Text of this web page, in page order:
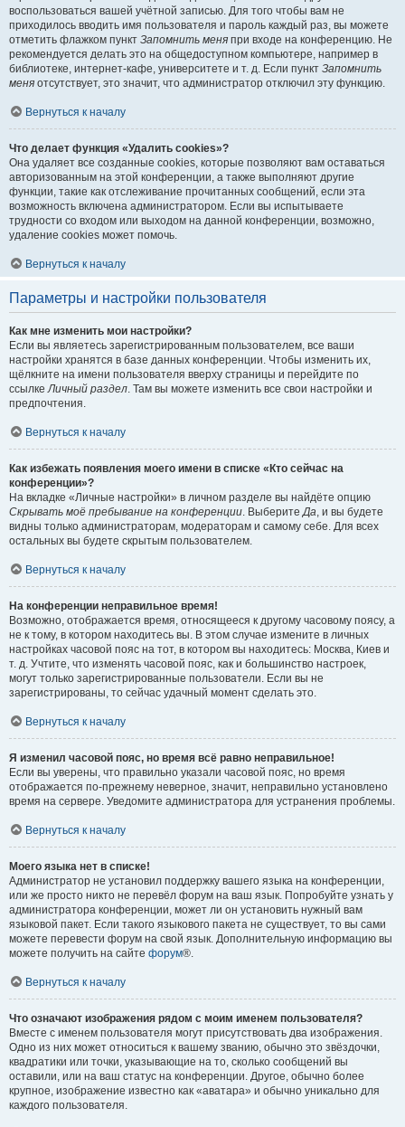
воспользоваться вашей учётной записью. Для того чтобы вам не
приходилось вводить имя пользователя и пароль каждый раз, вы можете
отметить флажком пункт Запомнить меня при входе на конференцию. Не
рекомендуется делать это на общедоступном компьютере, например в
библиотеке, интернет-кафе, университете и т. д. Если пункт Запомнить
меня отсутствует, это значит, что администратор отключил эту функцию.
Вернуться к началу
Что делает функция «Удалить cookies»?
Она удаляет все созданные cookies, которые позволяют вам оставаться
авторизованным на этой конференции, а также выполняют другие
функции, такие как отслеживание прочитанных сообщений, если эта
возможность включена администратором. Если вы испытываете
трудности со входом или выходом на данной конференции, возможно,
удаление cookies может помочь.
Вернуться к началу
Параметры и настройки пользователя
Как мне изменить мои настройки?
Если вы являетесь зарегистрированным пользователем, все ваши
настройки хранятся в базе данных конференции. Чтобы изменить их,
щёлкните на имени пользователя вверху страницы и перейдите по
ссылкеЛичный раздел. Там вы можете изменить все свои настройки и
предпочтения.
Вернуться к началу
Как избежать появления моего имени в списке «Кто сейчас на
конференции»?
На вкладке «Личные настройки» в личном разделе вы найдёте опцию
Скрывать моё пребывание на конференции. ВыберитеДа, и вы будете
видны только администраторам, модераторам и самому себе. Для всех
остальных вы будете скрытым пользователем.
Вернуться к началу
На конференции неправильное время!
Возможно, отображается время, относящееся к другому часовому поясу, а
не к тому, в котором находитесь вы. В этом случае измените в личных
настройках часовой пояс на тот, в котором вы находитесь: Москва, Киев и
т. д. Учтите, что изменять часовой пояс, как и большинство настроек,
могут только зарегистрированные пользователи. Если вы не
зарегистрированы, то сейчас удачный момент сделать это.
Вернуться к началу
Я изменил часовой пояс, но время всё равно неправильное!
Если вы уверены, что правильно указали часовой пояс, но время
отображается по-прежнему неверное, значит, неправильно установлено
время на сервере. Уведомите администратора для устранения проблемы.
Вернуться к началу
Моего языка нет в списке!
Администратор не установил поддержку вашего языка на конференции,
или же просто никто не перевёл форум на ваш язык. Попробуйте узнать у
администратора конференции, может ли он установить нужный вам
языковой пакет. Если такого языкового пакета не существует, то вы сами
можете перевести форум на свой язык. Дополнительную информацию вы
можете получить на сайте форум®.
Вернуться к началу
Что означают изображения рядом с моим именем пользователя?
Вместе с именем пользователя могут присутствовать два изображения.
Одно из них может относиться к вашему званию, обычно это звёздочки,
квадратики или точки, указывающие на то, сколько сообщений вы
оставили, или на ваш статус на конференции. Другое, обычно более
крупное, изображение известно как «аватара» и обычно уникально для
каждого пользователя.